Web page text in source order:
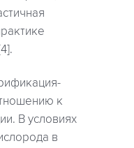
к
В условиях
в